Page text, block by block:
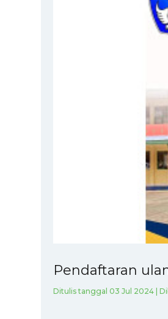
Pendaftaran
Ditulis tanggal 03 Jul 2024 |